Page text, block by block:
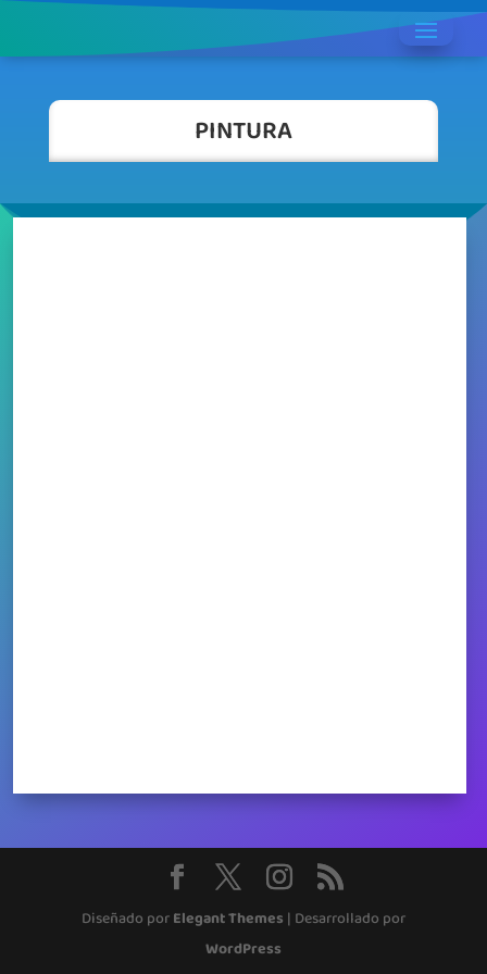
PINTURA
Diseñado porElegant Themes | Desarrollado por
WordPress